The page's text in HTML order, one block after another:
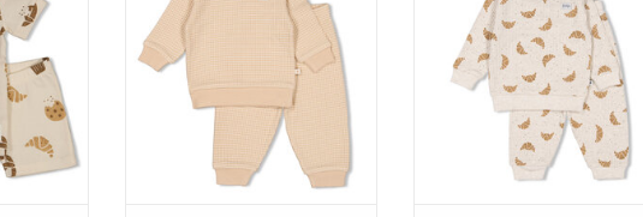
TOEVOEGEN AAN WINKELWAGEN